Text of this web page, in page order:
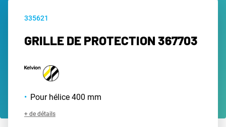
335621
GRILLE DE PROTECTION 367703
Pour hélice 400 mm
+ de détails